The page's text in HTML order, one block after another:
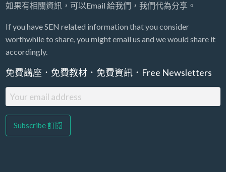
如果有相關資訊，可以Email 給我們，我們代為分享。
If you have SEN related information that you consider
worthwhile to share, you might email us and we would share it
accordingly.
免費講座．免費教材．免費資訊．Free Newsletters